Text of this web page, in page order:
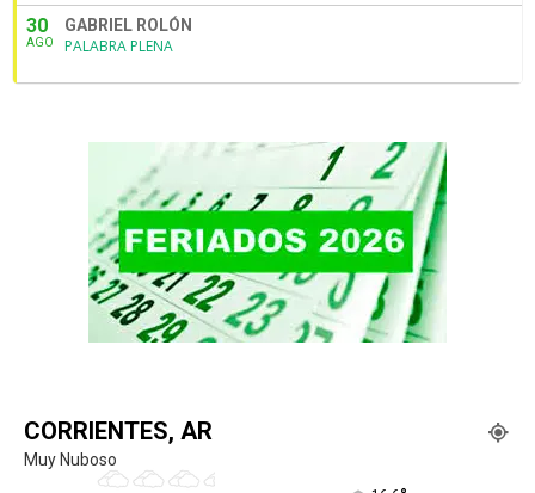
30
AGO
GABRIEL ROLÓN
PALABRA PLENA
CORRIENTES, AR
Muy Nuboso